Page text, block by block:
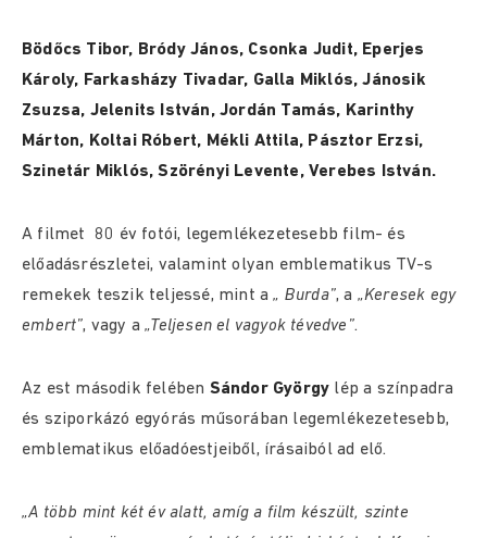
Bödőcs Tibor, Bródy János, Csonka Judit, Eperjes
Károly, Farkasházy Tivadar, Galla Miklós, Jánosik
Zsuzsa, Jelenits István, Jordán Tamás, Karinthy
Márton, Koltai Róbert, Mékli Attila, Pásztor Erzsi,
Szinetár Miklós, Szörényi Levente, Verebes István.
A filmet 80 év fotói, legemlékezetesebb film- és
előadásrészletei, valamint olyan emblematikus TV-s
remekek teszik teljessé, mint a„ Burda”, a „Keresek egy
embert”, vagy a„Teljesen el vagyok tévedve”.
Az est második felében Sándor György lép a színpadra
és sziporkázó egyórás műsorában legemlékezetesebb,
emblematikus előadóestjeiből, írásaiból ad elő.
„A több mint két év alatt, amíg a film készült, szinte